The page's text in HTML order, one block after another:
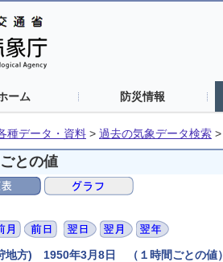
ーム 防災情報
種データ・資料 > 過去の気象データ検索 >
との値
地方) 1950年3月8日 （１時間ごとの値）